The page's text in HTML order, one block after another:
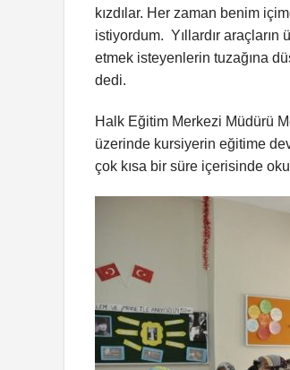
kızdılar. Her zaman benim
istiyordum. Yıllardır araçların
etmek isteyenlerin tuzağına
dedi.
Halk Eğitim Merkezi Müdürü
üzerinde kursiyerin eğitime
çok kısa bir süre içerisinde